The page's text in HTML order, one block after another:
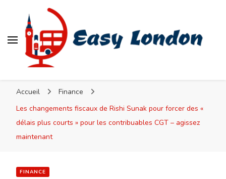
Accueil
Finance
Les changements fiscaux de Rishi Sunak pour forcer des «
délais plus courts » pour les contribuables CGT – agissez
maintenant
FINANCE